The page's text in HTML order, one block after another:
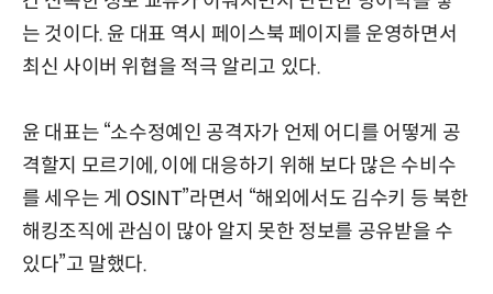
는 것이다. 윤 대표 역시 페이스북 페이지를 운영하면서
최신 사이버 위협을 적극 알리고 있다.
윤 대표는 “소수정예인 공격자가 언제 어디를 어떻게 공
격할지 모르기에, 이에 대응하기 위해 보다 많은 수비수
를 세우는 게 OSINT”라면서 “해외에서도 김수키 등 북한
해킹조직에 관심이 많아 알지 못한 정보를 공유받을 수
있다”고 말했다.